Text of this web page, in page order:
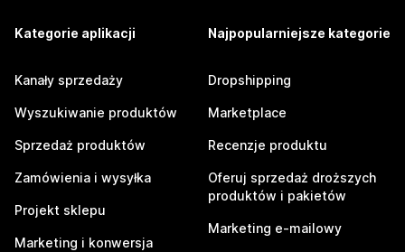
Kategorie aplikacji
Kanały sprzedaży
Wyszukiwanie produktów
Sprzedaż produktów
Zamówienia i wysyłka
Projekt sklepu
Marketing i konwersja
Najpopularniejsze kategorie
Dropshipping
Marketplace
Recenzje produktu
Oferuj sprzedaż droższych
produktów i pakietów
Marketing e-mailowy